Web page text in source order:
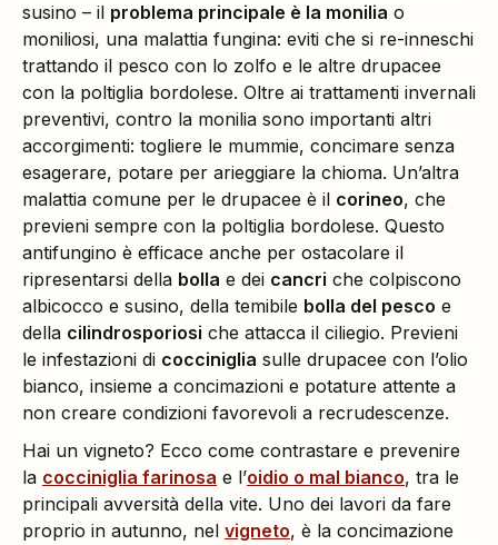
susino – il problema principale è la monilia o
moniliosi, una malattia fungina: eviti che si re-inneschi
trattando il pesco con lo zolfo e le altre drupacee
con la poltiglia bordolese. Oltre ai trattamenti invernali
preventivi, contro la monilia sono importanti altri
accorgimenti: togliere le mummie, concimare senza
esagerare, potare per arieggiare la chioma. Un’altra
malattia comune per le drupacee è il corineo, che
previeni sempre con la poltiglia bordolese. Questo
antifungino è efficace anche per ostacolare il
ripresentarsi della bolla e dei cancri che colpiscono
albicocco e susino, della temibile bolla del pesco e
della cilindrosporiosi che attacca il ciliegio. Previeni
le infestazioni di cocciniglia sulle drupacee con l’olio
bianco, insieme a concimazioni e potature attente a
non creare condizioni favorevoli a recrudescenze.
Hai un vigneto? Ecco come contrastare e prevenire
la cocciniglia farinosa e l’oidio o mal bianco, tra le
principali avversità della vite. Uno dei lavori da fare
proprio in autunno, nel vigneto, è la concimazione